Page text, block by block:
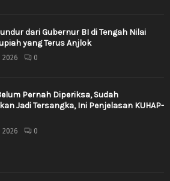
dari Gubernur BI di Tengah Nilai
yang Terus Anjlok
2026 0
Pernah Diperiksa, Sudah
Jadi Tersangka, Ini Penjelasan KUHAP-
2026 0